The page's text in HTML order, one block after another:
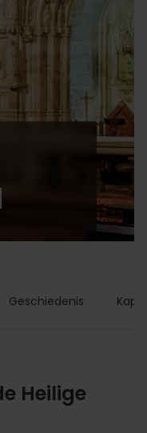
Geschiedenis Kapel
Heilige